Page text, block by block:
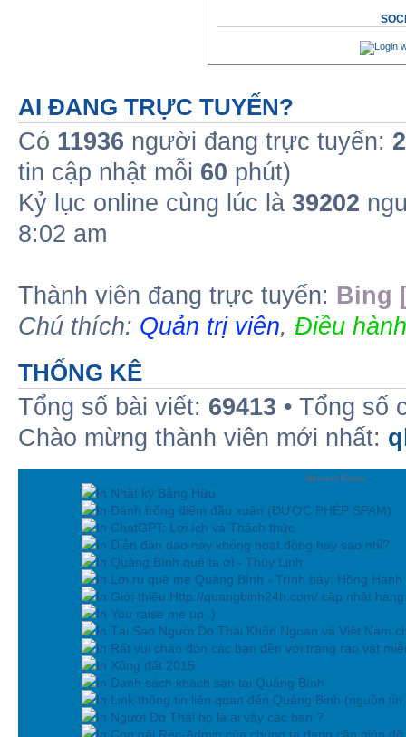
AI ĐANG TRỰC TUYẾN?
Có 11936 người đang trực tuyến: 2
tin cập nhật mỗi 60 phút)
Kỷ lục online cùng lúc là 39202
8:02 am
Thành viên đang trực tuyến: Bing
Chú thích: Quản trị viên, Điều
THỐNG KÊ
Tổng số bài viết: 69413 • Tổng số
Chào mừng thành viên mới nhất:
Newest Posts
In Nhật ký Bằng Hữu
In Đánh trống điểm đầu xuân (ĐƯỢC PHÉP SPAM)
In ChatGPT: Lợi ích và Thách thức
In Diễn đàn dạo này không hoạt động hay sao nhỉ?
In Quảng Bình quê ta ơi - Thùy Linh
In Lời ru quê mẹ Quảng Bình - Trình bày: Hồng Hạnh
In Giới thiệu Http://quangbinh24h.com/ cập nhật
In You raise me up :)
In Tại Sao Người Do Thái Khôn Ngoan và Việt Nam
In Rất vui chào đón các bạn đền với trang rao vặt
In Xông đất 2015
In Danh sách khách sạn tại Quảng Bình
In Link thông tin liên quan đến Quảng Binh (nguồn tin
In Người Do Thái họ là ai vậy các bạn ?
In Con gái Rec-Admin của chúng ta đang cần giúp